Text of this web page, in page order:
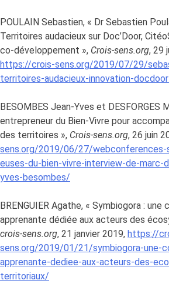
POULAIN Sebastien, « Dr Sebastien
Territoires audacieux sur Doc’Door,
co-développement », Crois-sens.org, 29
https://crois-sens.org/2019/07/29/
territoires-audacieux-innovation-
BESOMBES Jean-Yves et DESFORGES
entrepreneur du Bien-Vivre pour
des territoires », Crois-sens.org, 26 juin
sens.org/2019/06/27/webconferences-
euses-du-bien-vivre-interview-de-marc-
yves-besombes/
BRENGUIER Agathe, « Symbiogora : une
apprenante dédiée aux acteurs des
crois-sens.org, 21 janvier 2019, https://
sens.org/2019/01/21/symbiogora-une-
apprenante-dediee-aux-acteurs-des-
territoriaux/